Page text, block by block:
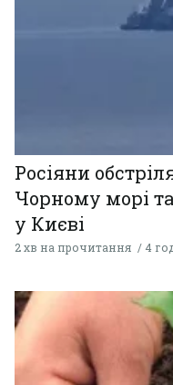
Росіяни
Чорному морі
у Києві
2 хв на прочитання 4